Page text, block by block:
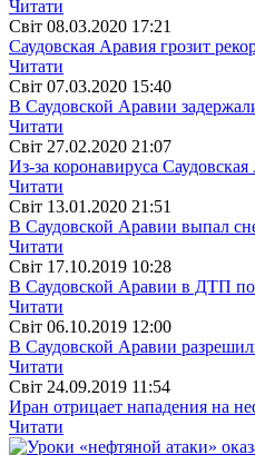
Читати
Свiт 08.03.2020 17:21
Саудовская Аравия грозит
Читати
Свiт 07.03.2020 15:40
В Саудовской Аравии
Читати
Свiт 27.02.2020 21:07
Из-за коронавируса
Читати
Свiт 13.01.2020 21:51
В Саудовской Аравии выпал
Читати
Свiт 17.10.2019 10:28
В Саудовской Аравии в ДТП
Читати
Свiт 06.10.2019 12:00
В Саудовской Аравии
Читати
Свiт 24.09.2019 11:54
Иран отрицает нападения на
Читати